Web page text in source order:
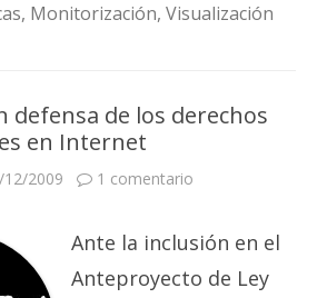
, Monitorización, Visualización
defensa de los derechos
en Internet
12/2009 1 comentario
de
los
derechos
fundamentales
Ante la inclusión en el
Anteproyecto de Ley